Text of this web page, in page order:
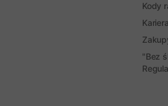
Kody
Kariera
"Bez